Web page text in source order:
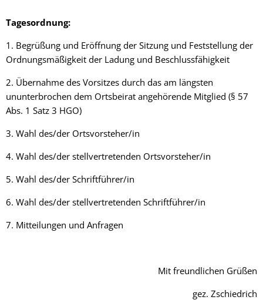
Tagesordnung:
1. Begrüßung und Eröffnung der Sitzung und Feststellung der
Ordnungsmäßigkeit der Ladung und Beschlussfähigkeit
2. Übernahme des Vorsitzes durch das am längsten
ununterbrochen dem Ortsbeirat angehörende Mitglied (§ 57
Abs. 1 Satz 3 HGO)
3. Wahl des/der Ortsvorsteher/in
4. Wahl des/der stellvertretenden Ortsvorsteher/in
5. Wahl des/der Schriftführer/in
6. Wahl des/der stellvertretenden Schriftführer/in
7. Mitteilungen und Anfragen
Mit freundlichen Grüßen
gez. Zschiedrich